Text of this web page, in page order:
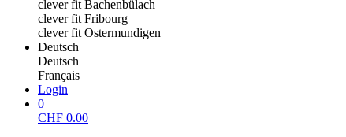
clever fit Bachenbülach
clever fit Fribourg
clever fit Ostermundigen
Deutsch
Deutsch
Français
Login
0
CHF 0.00